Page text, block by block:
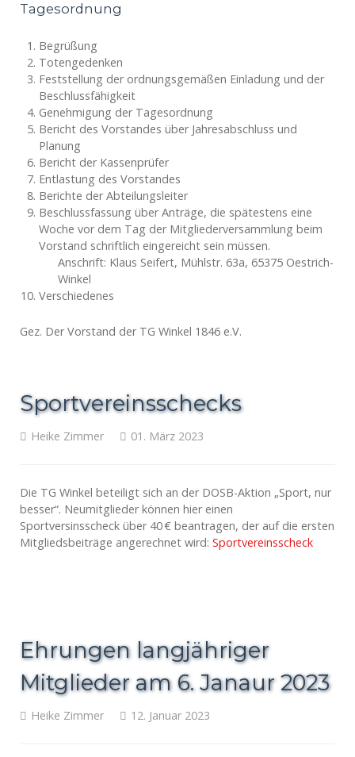
Tagesordnung
Begrüßung
Totengedenken
Feststellung der ordnungsgemäßen Einladung und der
Beschlussfähigkeit
Genehmigung der Tagesordnung
Bericht des Vorstandes über Jahresabschluss und
Planung
Bericht der Kassenprüfer
Entlastung des Vorstandes
Berichte der Abteilungsleiter
Beschlussfassung über Anträge, die spätestens eine
Woche vor dem Tag der Mitgliederversammlung beim
Vorstand schriftlich eingereicht sein müssen.
Anschrift: Klaus Seifert, Mühlstr. 63a, 65375 Oestrich-
Winkel
Verschiedenes
Gez. Der Vorstand der TG Winkel 1846 e.V.
Sportvereinsschecks
Heike Zimmer 01. März 2023
Die TG Winkel beteiligt sich an der DOSB-Aktion „Sport, nur
besser“. Neumitglieder können hier einen
Sportversinsscheck über 40 € beantragen, der auf die ersten
Mitgliedsbeiträge angerechnet wird: Sportvereinsscheck
Ehrungen langjähriger
Mitglieder am 6. Janaur 2023
Heike Zimmer 12. Januar 2023